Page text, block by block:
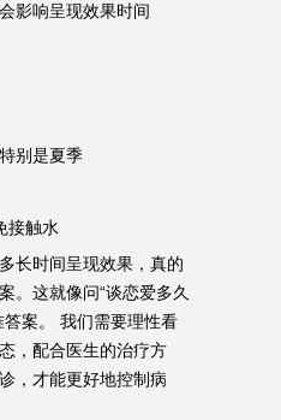
影响呈现效果时间
别是夏季
接触水
长时间呈现效果，真的
。这就像问“谈恋爱多久
案。 我们需要理性看
，配合医生的治疗方
，才能更好地控制病